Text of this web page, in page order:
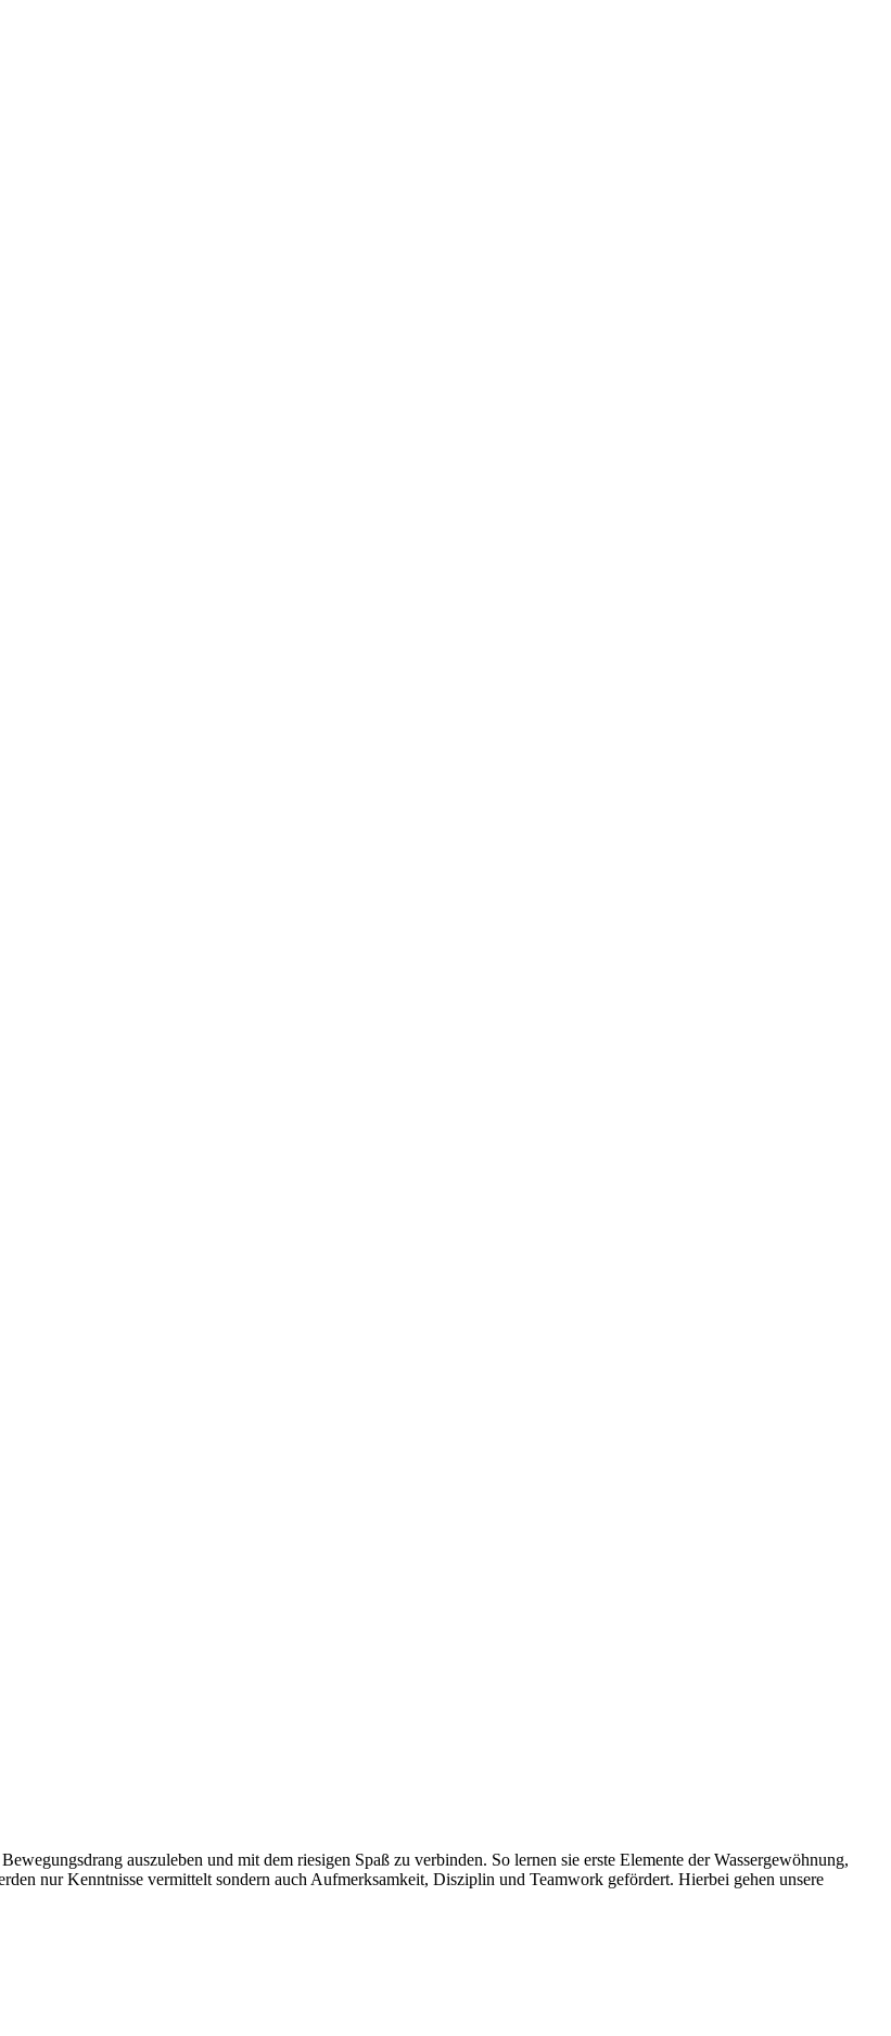
auszuleben und mit dem riesigen Spaß zu verbinden. So lernen sie erste Elemente der Wassergewöhnung,
nur Kenntnisse vermittelt sondern auch Aufmerksamkeit, Disziplin und Teamwork gefördert. Hierbei gehen unsere